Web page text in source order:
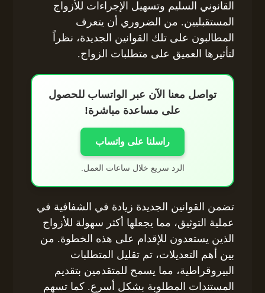
القانوني السليم وتسهيل الإجراءات للأزواج
المستقبليين. من الضروري أن يتعرف
المطالبون على تلك القوانين الجديدة، نظراً
لتأثيرها العميق على متطلبات الزواج.
تواصل معنا الآن عبر الواتساب للحصول
على مساعدة مباشرة!
راسلنا على واتساب
الرد سريع خلال ساعات العمل.
تضمن القوانين الجديدة زيادة في الشفافية في
عملية التوثيق، مما يجعلها أكثر سهولة للأزواج
الذين يستعدون للإقدام على هذه الخطوة. من
بين أهم التعديلات، تم تقليل المتطلبات
البيروقراطية، مما يسمح للمتقدمين بتقديم
المستندات المطلوبة بشكل أسرع. كما تسهم